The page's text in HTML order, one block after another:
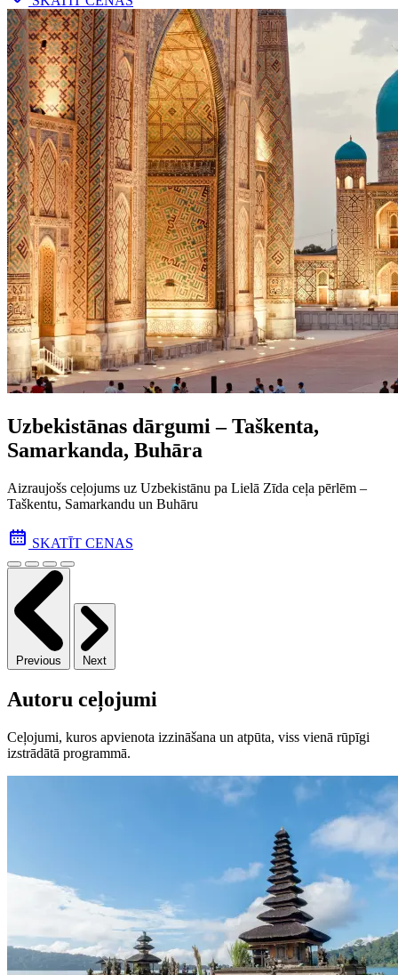
Uzbekistānas dārgumi – Taškenta,
Samarkanda, Buhāra
Aizraujošs ceļojums uz Uzbekistānu pa Lielā Zīda ceļa pēr­lēm –
Taškentu, Samarkandu un Buhāru
SKATĪT CENAS
Previous Next
Autoru ceļojumi
Ceļojumi, kuros apvienota izzināšana un atpūta, viss vienā rūpīgi
izstrādātā programmā.